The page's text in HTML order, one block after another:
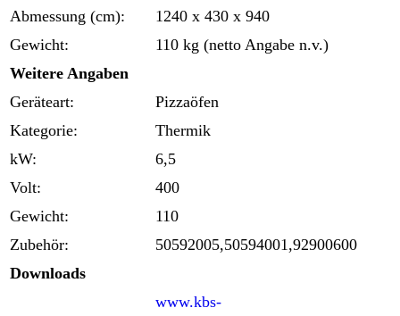
Abmessung (cm):
1240 x 430 x 940
Gewicht:
110 kg (netto Angabe n.v.)
Weitere Angaben
Geräteart:
Pizzaöfen
Kategorie:
Thermik
kW:
6,5
Volt:
400
Gewicht:
110
Zubehör:
50592005,50594001,92900600
Downloads
www.kbs-